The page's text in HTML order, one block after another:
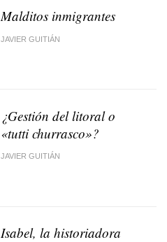
Malditos inmigrantes
JAVIER GUITIÁN
¿Gestión del litoral o
«tutti churrasco»?
JAVIER GUITIÁN
Isabel, la historiadora